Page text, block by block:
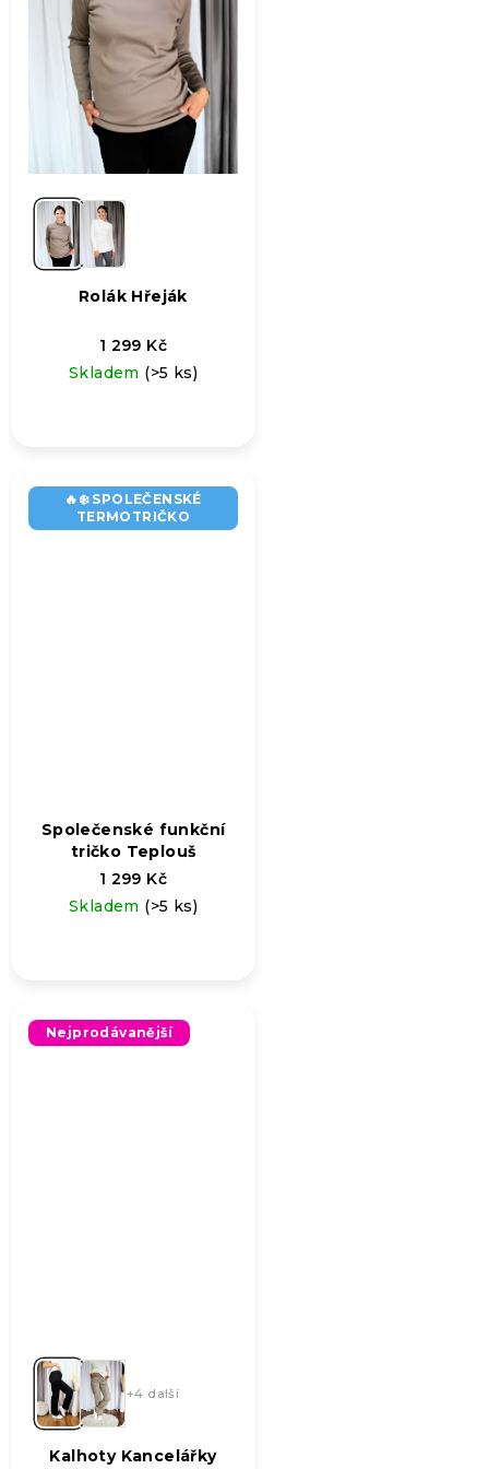
Rolák Hřeják
1 299 Kč
Skladem (>5 ks)
🔥❄️ SPOLEČENSKÉ
TERMOTRIČKO
Společenské funkční
tričko Teplouš
1 299 Kč
Skladem (>5 ks)
Nejprodávanější
+4 další
Kalhoty Kancelářky